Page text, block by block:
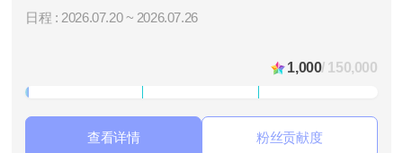
日程 : 2026.07.20 ~ 2026.07.26
1,000/ 150,000
查看详情 粉丝贡献度